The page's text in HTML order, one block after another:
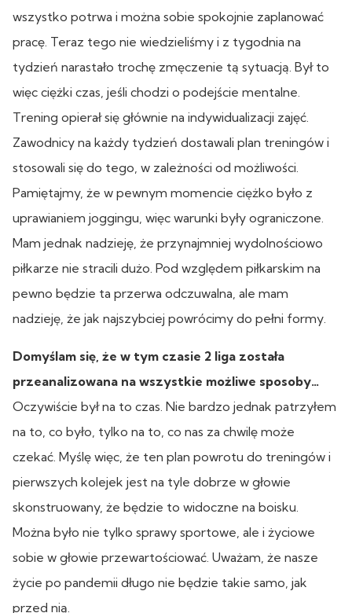
wszystko potrwa i można sobie spokojnie zaplanować
pracę. Teraz tego nie wiedzieliśmy i z tygodnia na
tydzień narastało trochę zmęczenie tą sytuacją. Był to
więc ciężki czas, jeśli chodzi o podejście mentalne.
Trening opierał się głównie na indywidualizacji zajęć.
Zawodnicy na każdy tydzień dostawali plan treningów i
stosowali się do tego, w zależności od możliwości.
Pamiętajmy, że w pewnym momencie ciężko było z
uprawianiem joggingu, więc warunki były ograniczone.
Mam jednak nadzieję, że przynajmniej wydolnościowo
piłkarze nie stracili dużo. Pod względem piłkarskim na
pewno będzie ta przerwa odczuwalna, ale mam
nadzieję, że jak najszybciej powrócimy do pełni formy.
Domyślam się, że w tym czasie 2 liga została
przeanalizowana na wszystkie możliwe sposoby…
Oczywiście był na to czas. Nie bardzo jednak patrzyłem
na to, co było, tylko na to, co nas za chwilę może
czekać. Myślę więc, że ten plan powrotu do treningów i
pierwszych kolejek jest na tyle dobrze w głowie
skonstruowany, że będzie to widoczne na boisku.
Można było nie tylko sprawy sportowe, ale i życiowe
sobie w głowie przewartościować. Uważam, że nasze
życie po pandemii długo nie będzie takie samo, jak
przed nią.